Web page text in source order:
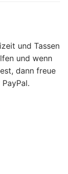
und Tassen
und wenn
dann freue